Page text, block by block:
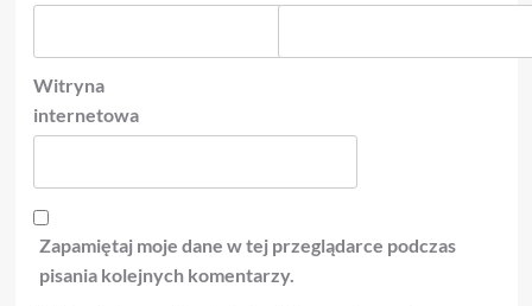
Witryna
internetowa
Zapamiętaj moje dane w tej przeglądarce podczas
pisania kolejnych komentarzy.